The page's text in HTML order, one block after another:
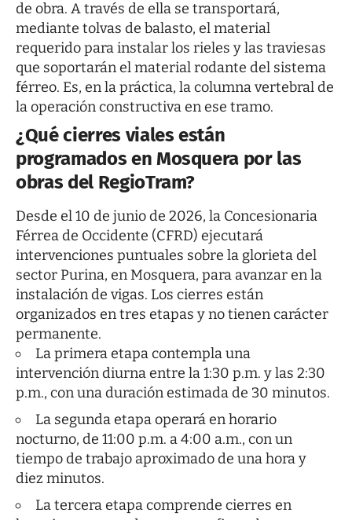
de obra. A través de ella se transportará,
mediante tolvas de balasto, el material
requerido para instalar los rieles y las traviesas
que soportarán el material rodante del sistema
férreo. Es, en la práctica, la columna vertebral de
la operación constructiva en ese tramo.
¿Qué cierres viales están
programados en Mosquera por las
obras del RegioTram?
Desde el 10 de junio de 2026, la Concesionaria
Férrea de Occidente (CFRD) ejecutará
intervenciones puntuales sobre la glorieta del
sector Purina, en Mosquera, para avanzar en la
instalación de vigas. Los cierres están
organizados en tres etapas y no tienen carácter
permanente.
La primera etapa contempla una
intervención diurna entre la 1:30 p.m. y las 2:30
p.m., con una duración estimada de 30 minutos.
La segunda etapa operará en horario
nocturno, de 11:00 p.m. a 4:00 a.m., con un
tiempo de trabajo aproximado de una hora y
diez minutos.
La tercera etapa comprende cierres en